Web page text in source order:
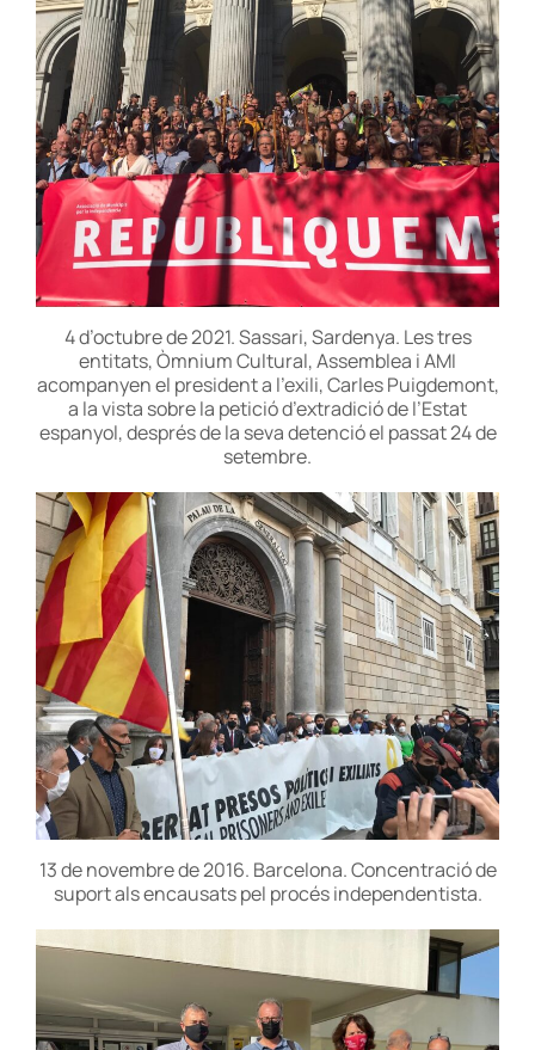
4 d’octubre de 2021. Sassari, Sardenya. Les tres
entitats, Òmnium Cultural, Assemblea i AMI
acompanyen el president a l’exili, Carles Puigdemont,
a la vista sobre la petició d’extradició de l’Estat
espanyol, després de la seva detenció el passat 24 de
setembre.
13 de novembre de 2016. Barcelona. Concentració de
suport als encausats pel procés independentista.